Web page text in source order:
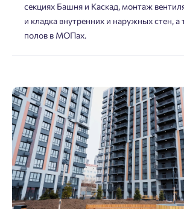
секциях Башня и Каскад, монтаж
и кладка внутренних и наружных стен, а
полов в МОПах.